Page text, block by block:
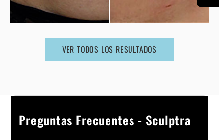
VER TODOS LOS RESULTADOS
Preguntas Frecuentes - Sculptra